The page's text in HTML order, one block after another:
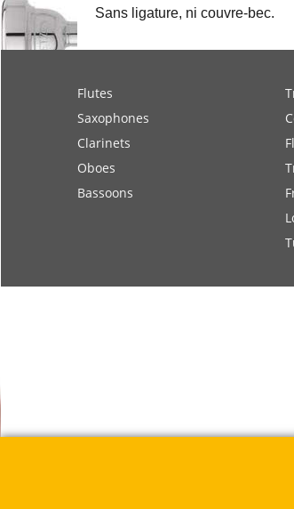
Sans ligature, ni couvre-bec.
Flutes
Saxophones
Clarinets
Oboes
Bassoons